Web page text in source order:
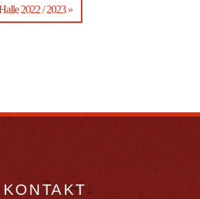
2022 / 2023 »
KONTAKT